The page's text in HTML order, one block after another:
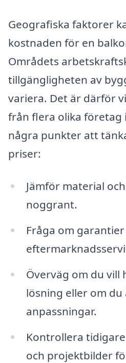
Geografiska faktorer
kostnaden för en
Områdets
tillgängligheten av
variera. Det är därför
från flera olika företag
några punkter att
priser:
Jämför material
noggrant.
Fråga om
Överväg om du vill
lösning eller om
anpassningar.
Kontrollera
och projektbilder